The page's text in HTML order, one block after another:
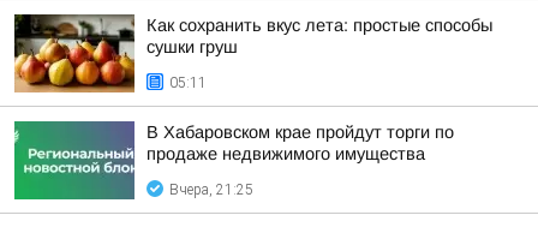
Как сохранить вкус лета: простые способы
сушки груш
05:11
В Хабаровском крае пройдут торги по
продаже недвижимого имущества
Вчера, 21:25